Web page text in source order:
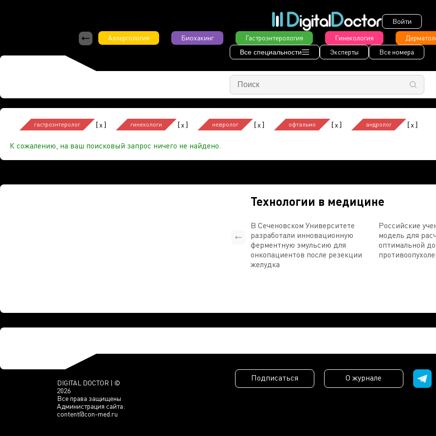
Войти
Аллергология
Биохакинг Гастроэнтерология Гинекология
Все специальности Эксперты Все номера
гастроэнтеролог [x] гинекологи [x] невролог [x] офтальмо [x] андролог [x]
К сожалению, на ваш поисковый запрос ничего не найдено.
Технологии в медицине
В Сеченовском Университете
разработали инновационную
ферментную эмульсию для
онкопациентов после резекции
желудка
Российские
модель для
оптимальной
DIGITAL DOCTOR | ©
2026
Все права защищены
Администрация сайта:
content@con-med.ru
Подписаться О журнале